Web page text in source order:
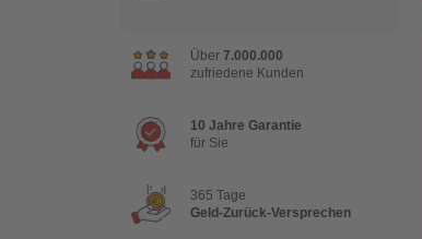
Über 7.000.000
zufriedene Kunden
10 Jahre Garantie
für Sie
365 Tage
Geld-Zurück-Versprechen